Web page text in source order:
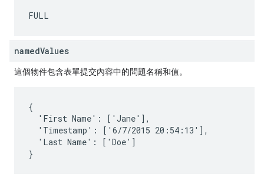
FULL
namedValues
這個物件包含表單提交內容中的問題名稱和值。
{
  'First Name': ['Jane'],
  'Timestamp': ['6/7/2015 20:54:13'],
  'Last Name': ['Doe']
}